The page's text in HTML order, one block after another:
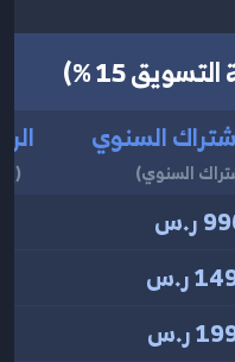
15 %)
السنوي
السنوي)
ر.س
ر.س
ر.س